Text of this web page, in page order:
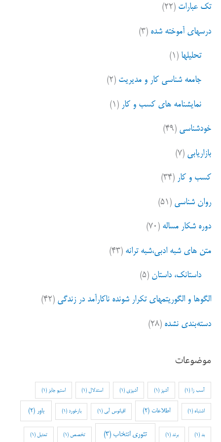
پدرت
افتخار
به
خودم
ب
ا
تک عبارات (۲۲)
درسهای آموخته شده (۳)
تحلیلها (۱)
جامعه شناسی کار و مدیریت (۲)
نمایشنامه های کسب و کار (۱)
خودشناسی (۴۹)
بازاریابی (۷)
کسب و کار (۳۴)
روان شناسی (۵۱)
دوره شکار مساله (۷۰)
متن های شبه ادبی،شبه ترانه (۴۳)
داستانک، داستان (۵)
الگوها و الگوریتمهای تکرار شونده ناکارآمد در زندگی (۴۲)
دسته‌بندی نشده (۲۸)
موضوعات
آسب زا (1) آشپز (1) آشپزی (1) استدلال (1) استیو جابز (1)
اشتباه (1) اطلاعات (2) اقیانوس آبی (1) بازخورد (1) باور (2)
بد(1) برند (1) تئوری انتخاب (3) تخصص (1) تمثیل (1)